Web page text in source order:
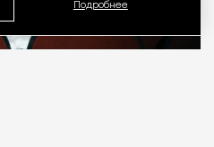
Подробнее